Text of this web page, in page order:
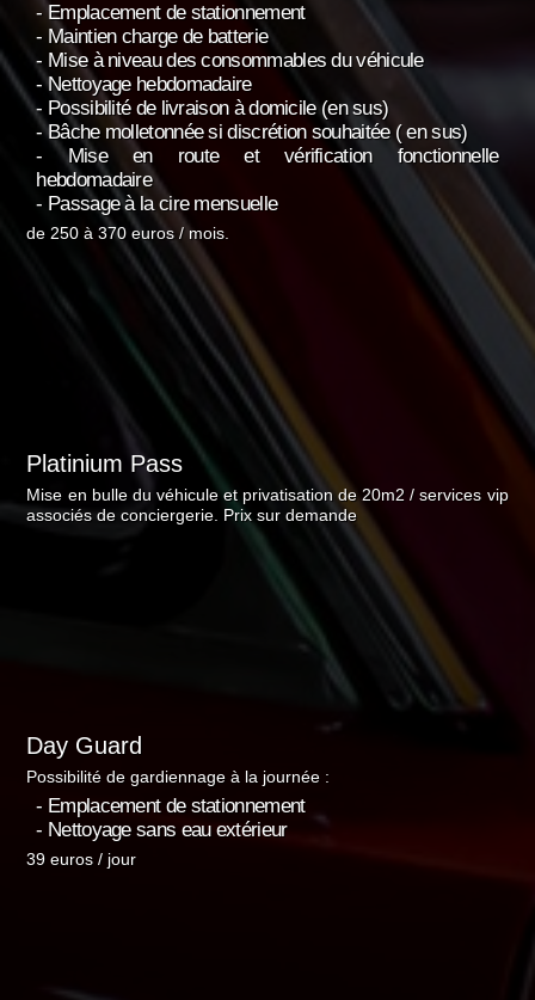
- Emplacement de stationnement
- Maintien charge de batterie
- Mise à niveau des consommables du véhicule
- Nettoyage hebdomadaire
- Possibilité de livraison à domicile (en sus)
- Bâche molletonnée si discrétion souhaitée ( en sus)
- Mise en route et vérification fonctionnelle
hebdomadaire
- Passage à la cire mensuelle
de 250 à 370 euros / mois.
Platinium Pass
Mise en bulle du véhicule et privatisation de 20m2 / services vip
associés de conciergerie. Prix sur demande
Day Guard
Possibilité de gardiennage à la journée :
- Emplacement de stationnement
- Nettoyage sans eau extérieur
39 euros / jour